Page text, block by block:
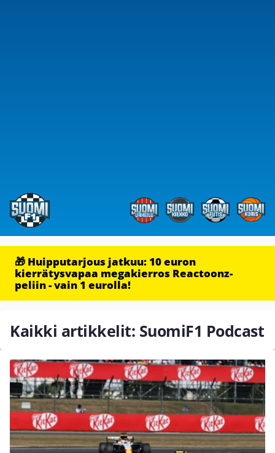
🎁 Huipputarjous jatkuu: 10 euron
kierrätysvapaa megakierros Reactoonz-
peliin - vain 1 eurolla!
Kaikki artikkelit: SuomiF1 Podcast